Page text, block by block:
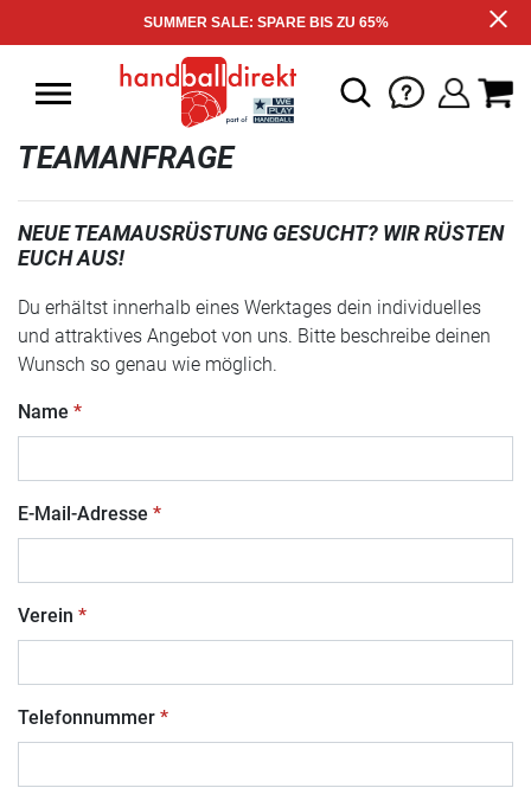
SUMMER SALE: SPARE BIS ZU 65%
TEAMANFRAGE
NEUE TEAMAUSRÜSTUNG GESUCHT? WIR RÜSTEN
EUCH AUS!
Du erhältst innerhalb eines Werktages dein individuelles
und attraktives Angebot von uns. Bitte beschreibe deinen
Wunsch so genau wie möglich.
Name
E-Mail-Adresse
Verein
Telefonnummer